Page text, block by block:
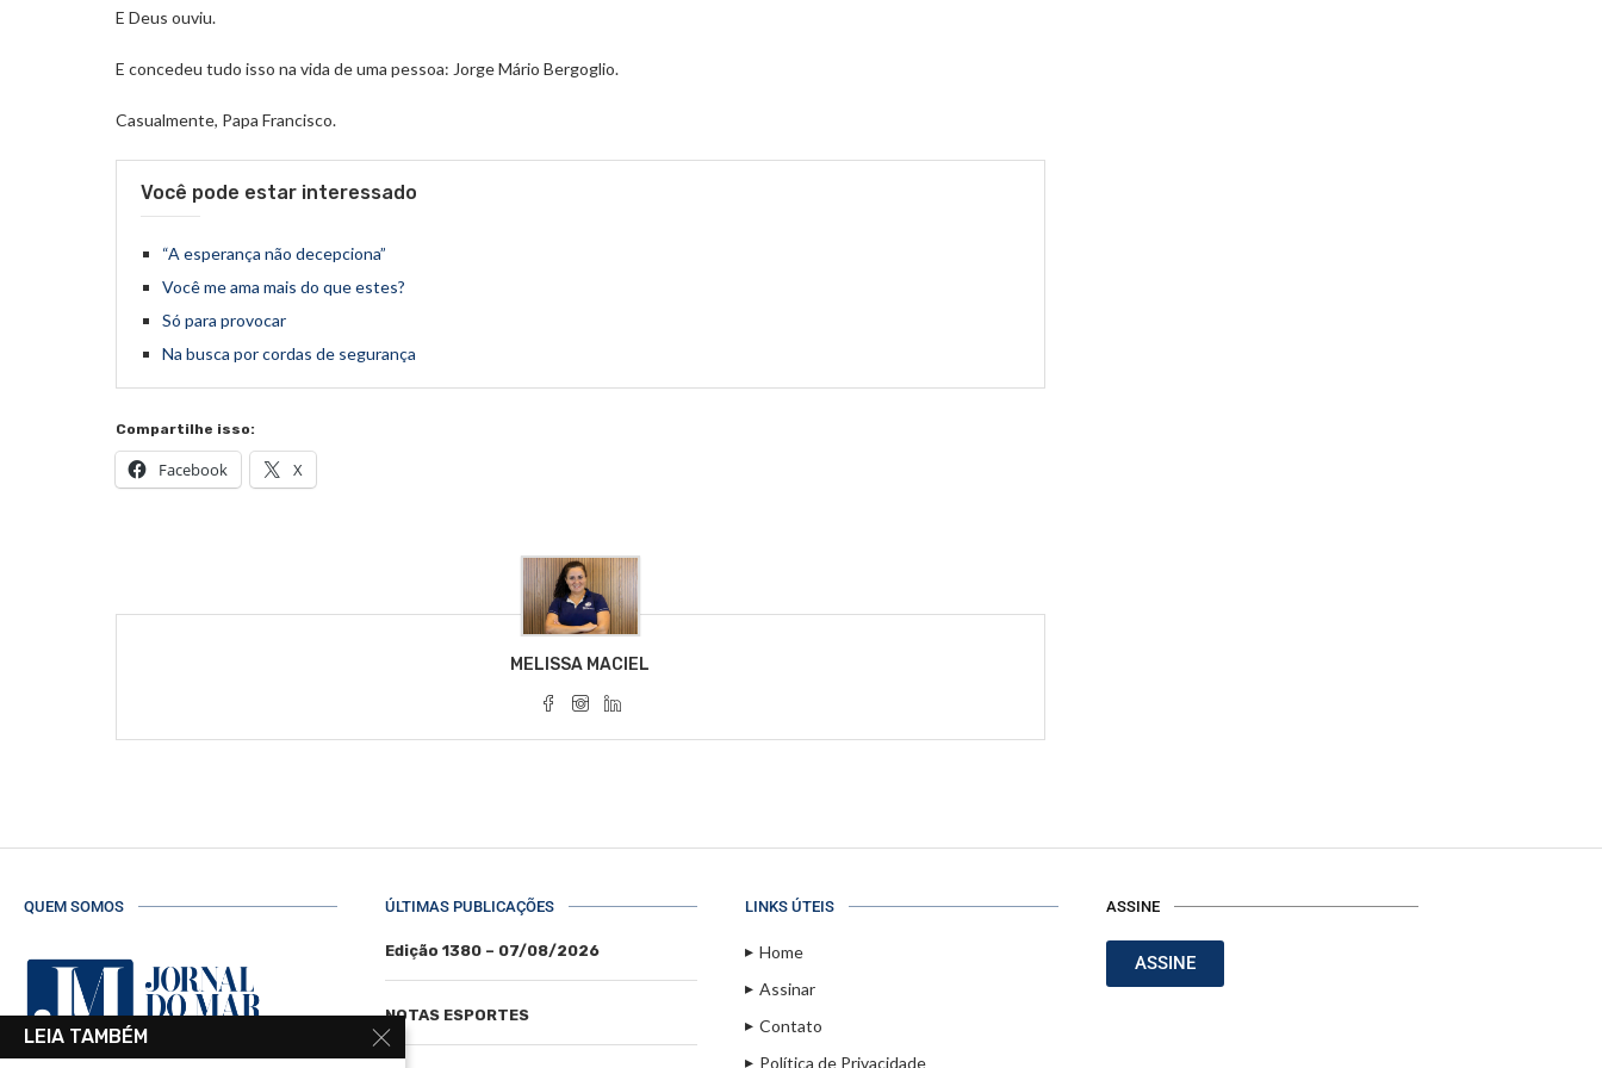
E Deus ouviu.
E concedeu tudo isso na vida de uma pessoa: Jorge Mário Bergoglio.
Casualmente, Papa Francisco.
Você pode estar interessado
“A esperança não decepciona”
Você me ama mais do que estes?
Só para provocar
Na busca por cordas de segurança
Compartilhe isso:
Facebook X
MELISSA MACIEL
QUEM SOMOS ÚLTIMAS PUBLICAÇÕES
Edição 1380 – 07/08/2026
NOTAS ESPORTES
LINKS ÚTEIS
Home
Assinar
Contato
Política de Privacidade
ASSINE
ASSINE
LEIA TAMBÉM